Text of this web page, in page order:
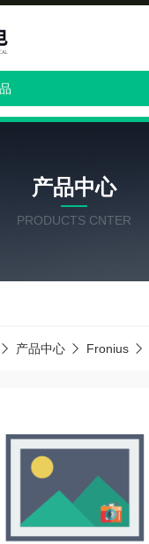
产品中心
PRODUCTS CNTER
产品中心 Fronius